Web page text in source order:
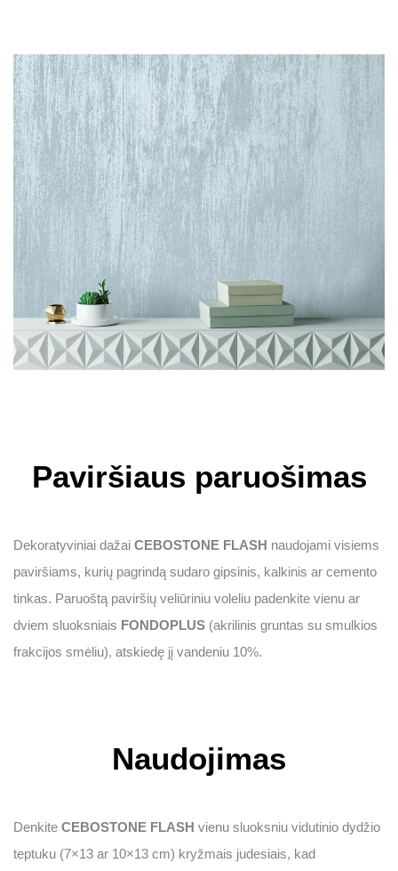
Paviršiaus paruošimas
Dekoratyviniai dažai CEBOSTONE FLASH naudojami visiems
paviršiams, kurių pagrindą sudaro gipsinis, kalkinis ar cemento
tinkas. Paruoštą paviršių veliūriniu voleliu padenkite vienu ar
dviem sluoksniais FONDOPLUS (akrilinis gruntas su smulkios
frakcijos smėliu), atskiedę jį vandeniu 10%.
Naudojimas
Denkite CEBOSTONE FLASH vienu sluoksniu vidutinio dydžio
teptuku (7×13 ar 10×13 cm) kryžmais judesiais, kad